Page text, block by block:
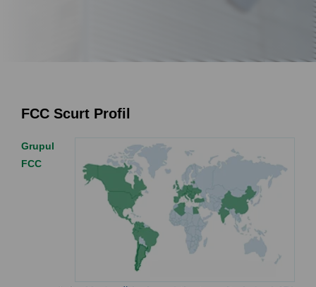
FCC Scurt Profil
Grupul
FCC